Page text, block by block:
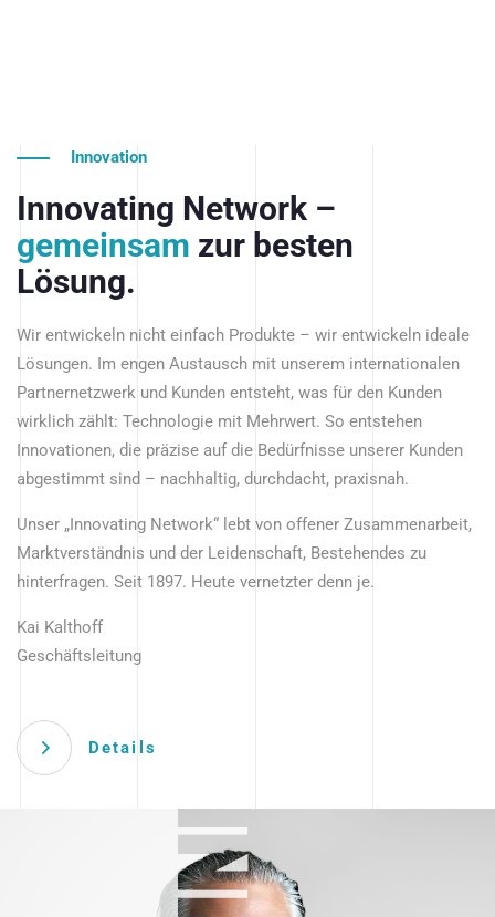
Innovation
Innovating Network –
gemeinsam zur besten
Lösung.
Wir entwickeln nicht einfach Produkte – wir entwickeln ideale
Lösungen. Im engen Austausch mit unserem internationalen
Partnernetzwerk und Kunden entsteht, was für den Kunden
wirklich zählt: Technologie mit Mehrwert. So entstehen
Innovationen, die präzise auf die Bedürfnisse unserer Kunden
abgestimmt sind – nachhaltig, durchdacht, praxisnah.
Unser „Innovating Network“ lebt von offener Zusammenarbeit,
Marktverständnis und der Leidenschaft, Bestehendes zu
hinterfragen. Seit 1897. Heute vernetzter denn je.
Kai Kalthoff
Geschäftsleitung
Details